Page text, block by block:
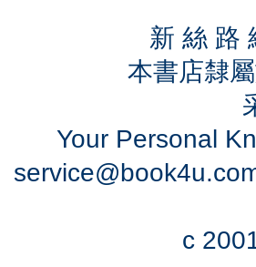
新 絲 路
本書店隸
Your Personal
c